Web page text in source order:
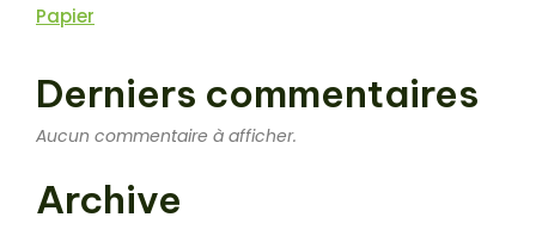
Papier
Derniers commentaires
Aucun commentaire à afficher.
Archive